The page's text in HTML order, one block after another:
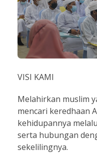
VISI KAMI
Melahirkan muslim
mencari keredhaan
kehidupannya
serta hubungan
sekelilingnya.